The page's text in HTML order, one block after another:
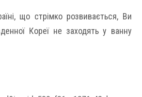
що стрімко розвивається, Ви
Кореї не заходять у ванну